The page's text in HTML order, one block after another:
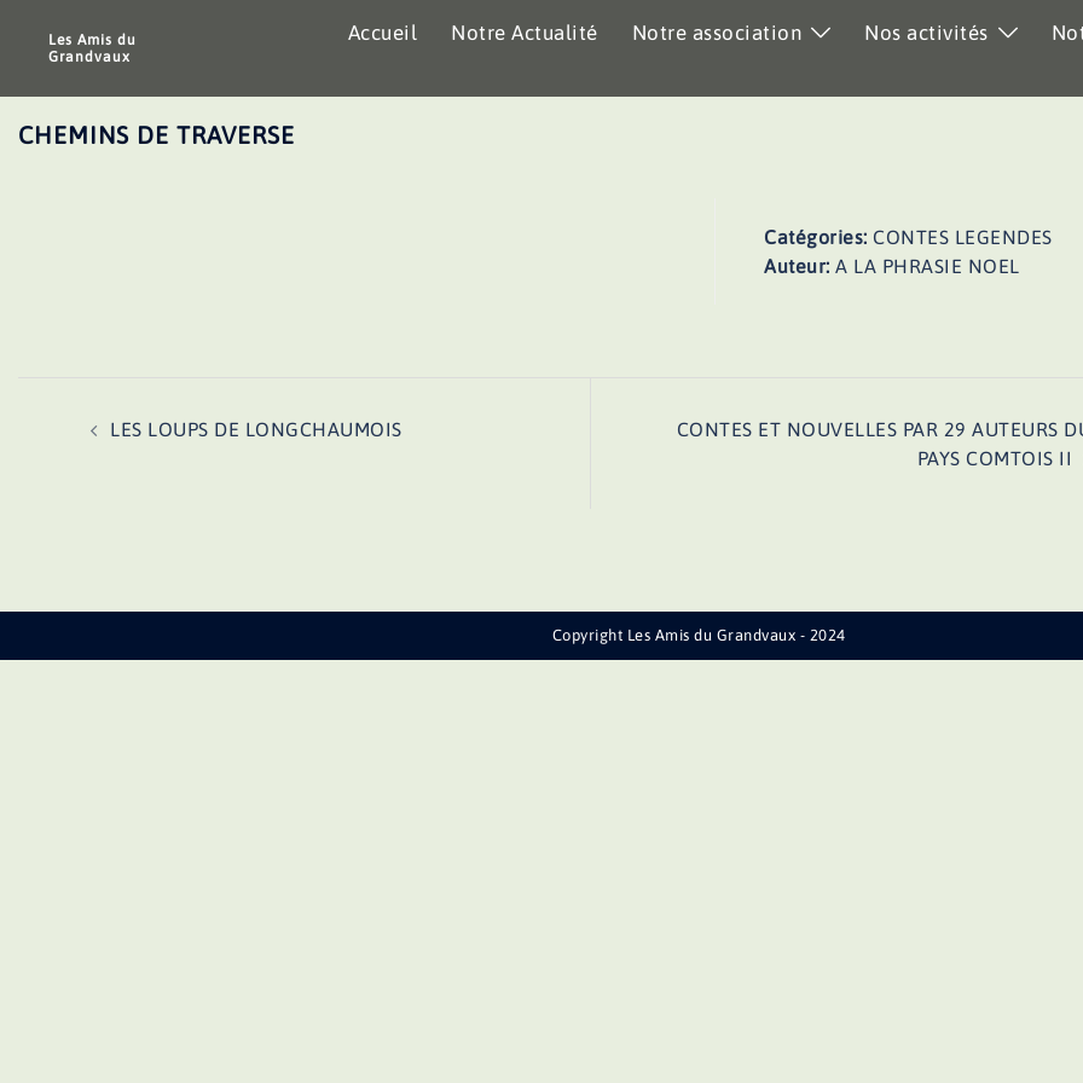
Les Amis du
Grandvaux
Accueil Notre Actualité Notre association Nos activités
CHEMINS DE TRAVERSE
Catégories: CONTES LEGENDES
Auteur:A LA PHRASIE NOEL
LES LOUPS DE LONGCHAUMOIS
CONTES ET NOUVELLES PAR 29 AUTEURS
PAYS COMTOIS II
Copyright Les Amis du Grandvaux - 2024